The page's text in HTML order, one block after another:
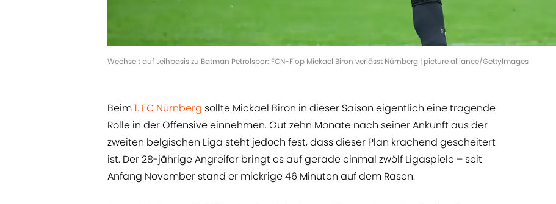
Wechselt auf Leihbasis zu Batman Petrolspor: FCN-Flop Mickael Biron verlässt Nürnberg | picture alliance/GettyImages
Beim1. FC Nürnberg sollte Mickael Biron in dieser Saison eigentlich eine tragende
Rolle in der Offensive einnehmen. Gut zehn Monate nach seiner Ankunft aus der
zweiten belgischen Liga steht jedoch fest, dass dieser Plan krachend gescheitert
ist. Der 28-jährige Angreifer bringt es auf gerade einmal zwölf Ligaspiele – seit
Anfang November stand er mickrige 46 Minuten auf dem Rasen.